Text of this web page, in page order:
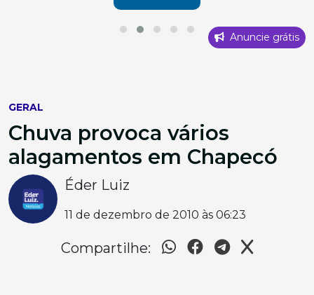
Anuncie grátis
GERAL
Chuva provoca vários
alagamentos em Chapecó
Éder Luiz
11 de dezembro de 2010 às 06:23
Compartilhe: